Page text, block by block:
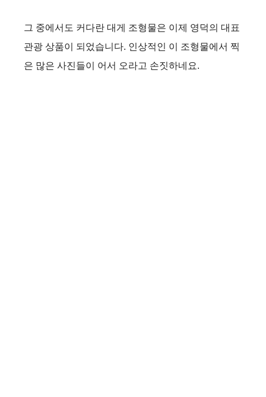
그 중에서도 커다란 대게 조형물은 이제 영덕의 대표
관광 상품이 되었습니다. 인상적인 이 조형물에서 찍
은 많은 사진들이 어서 오라고 손짓하네요.